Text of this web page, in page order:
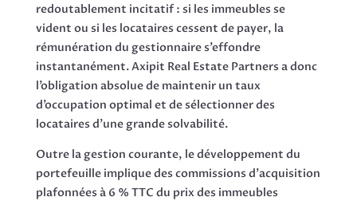
redoutablement incitatif : si les immeubles se
vident ou si les locataires cessent de payer, la
rémunération du gestionnaire s’effondre
instantanément. Axipit Real Estate Partners a donc
l’obligation absolue de maintenir un taux
d’occupation optimal et de sélectionner des
locataires d’une grande solvabilité.
Outre la gestion courante, le développement du
portefeuille implique des commissions d’acquisition
plafonnées à 6 % TTC du prix des immeubles